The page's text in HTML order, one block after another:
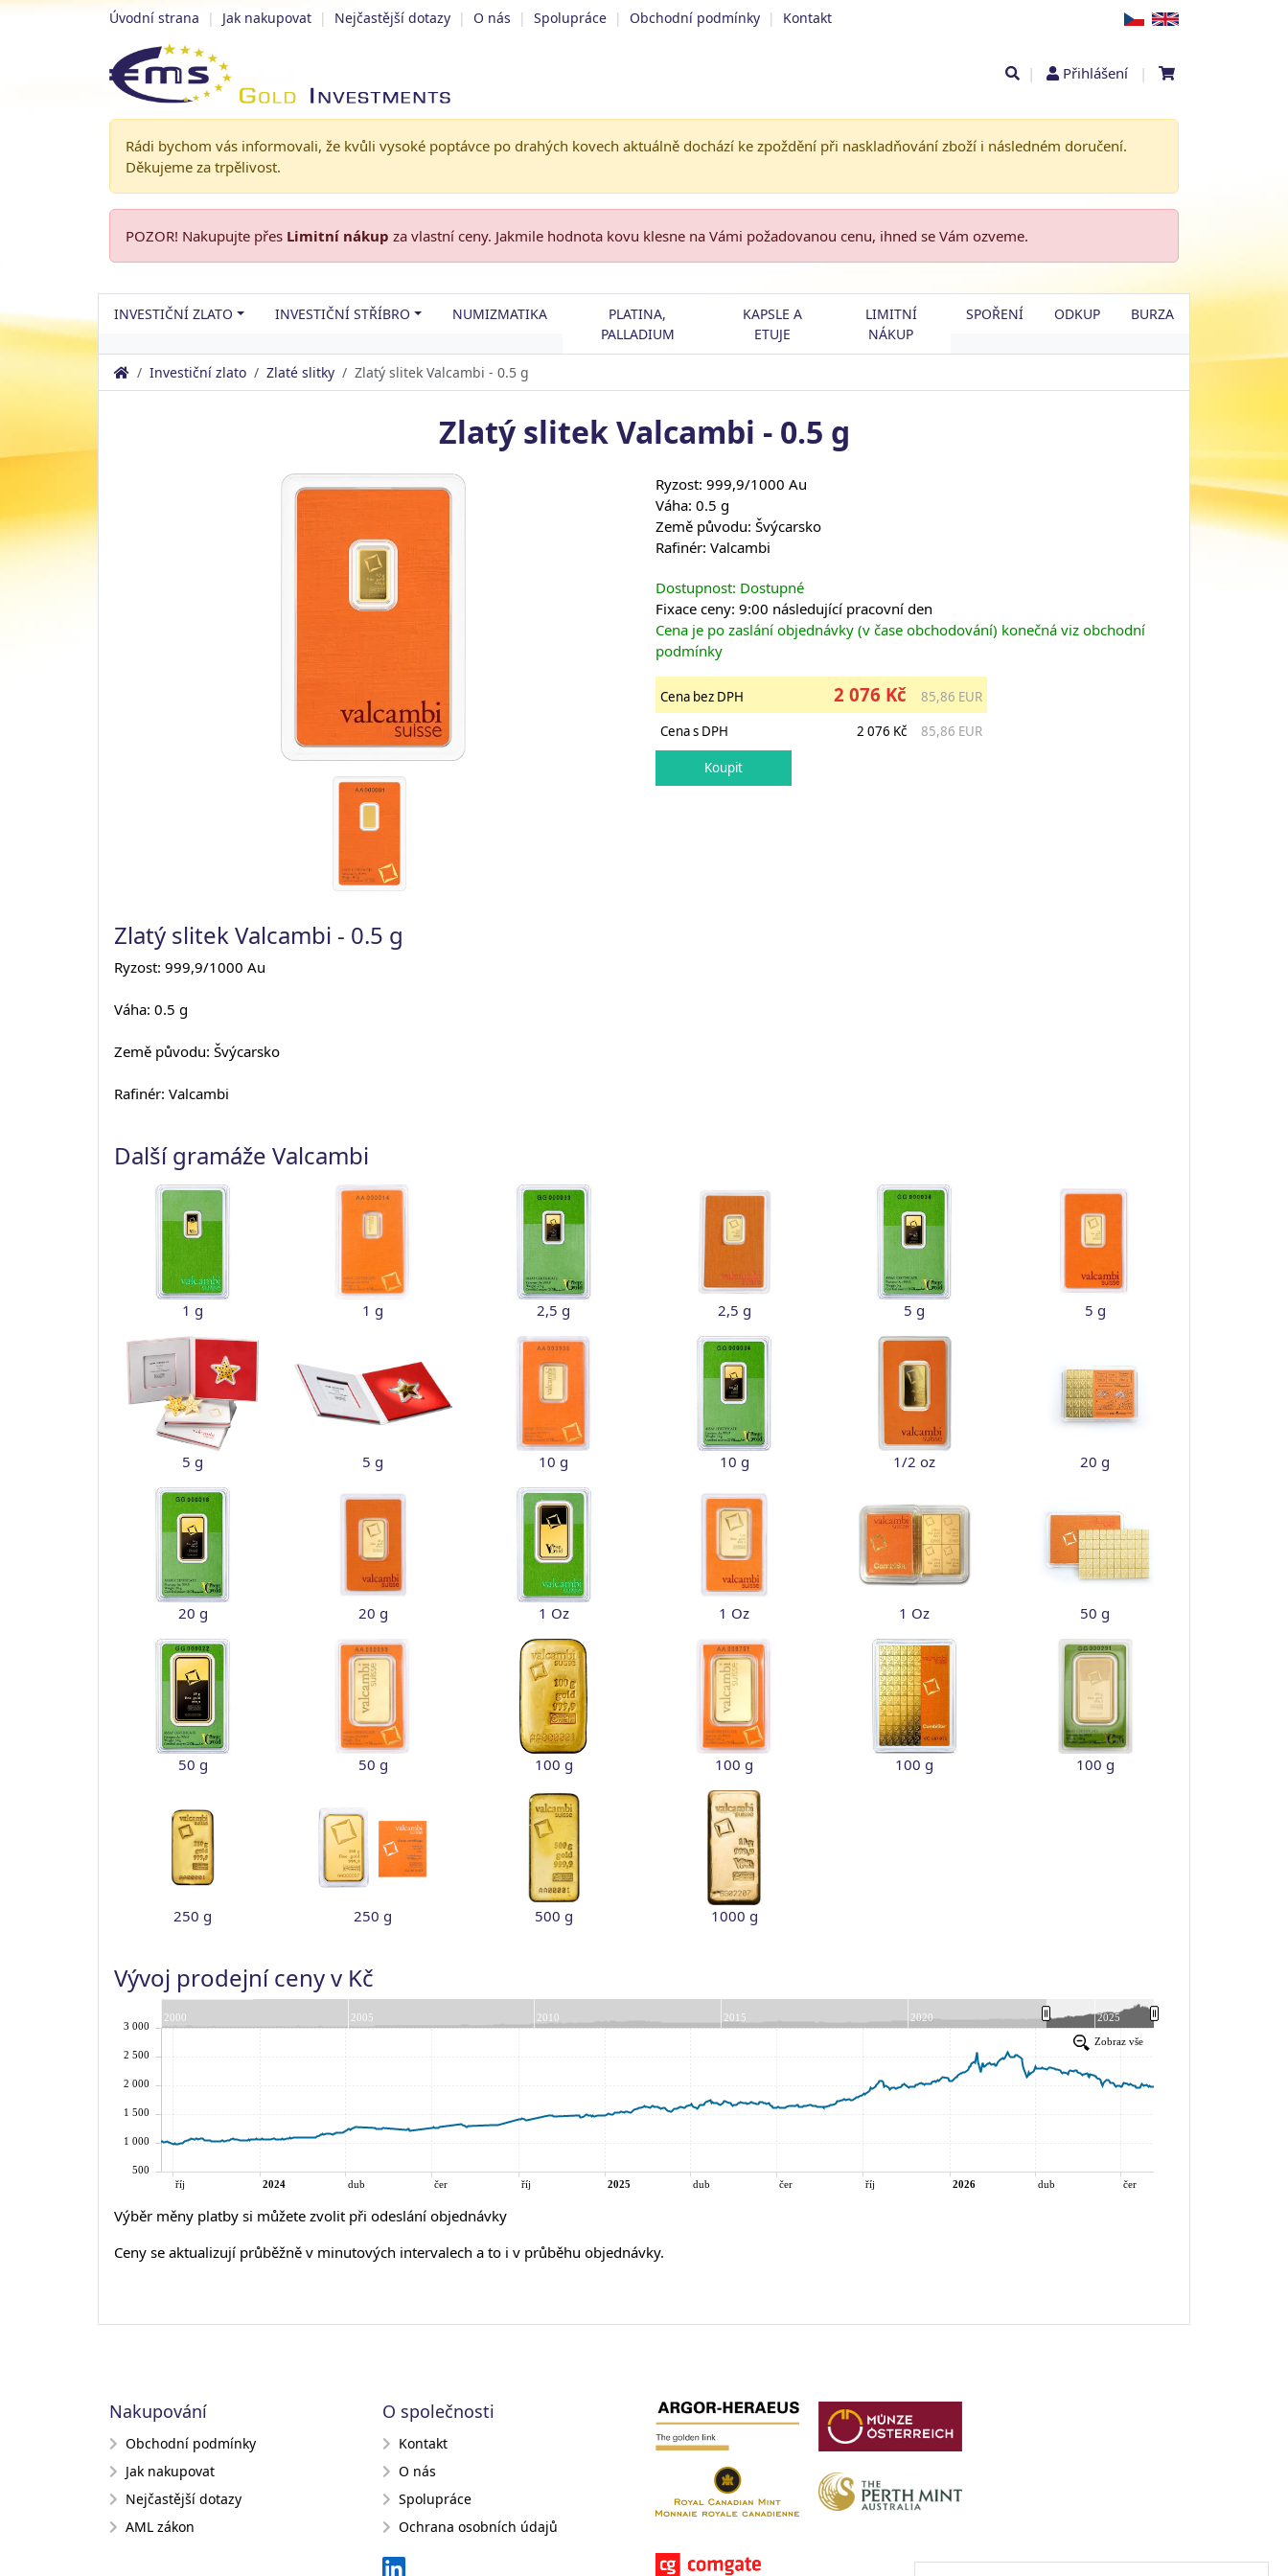
Úvodní strana | Jak nakupovat | Nejčastější dotazy | O nás | Spolupráce | Obchodní podmínky | Kontakt
| Přihlášení |
Rádi bychom vás informovali, že kvůli vysoké poptávce po drahých kovech aktuálně dochází ke zpoždění při naskladňování zboží i následném doručení.
Děkujeme za trpělivost.
POZOR! Nakupujte přes Limitní nákup za vlastní ceny. Jakmile hodnota kovu klesne na Vámi požadovanou cenu, ihned se Vám ozveme.
INVESTIČNÍ ZLATO INVESTIČNÍ STŘÍBRO NUMIZMATIKA
PLATINA,
PALLADIUM
KAPSLE A
ETUJE
LIMITNÍ
NÁKUP
SPOŘENÍ ODKUP BURZA
Investiční zlato Zlaté slitky Zlatý slitek Valcambi - 0.5 g
Zlatý slitek Valcambi - 0.5 g
Ryzost: 999,9/1000 Au
Váha: 0.5 g
Země původu: Švýcarsko
Rafinér: Valcambi
Dostupnost: Dostupné
Fixace ceny: 9:00 následující pracovní den
Cena je po zaslání objednávky (v čase obchodování) konečná viz obchodní
podmínky
Cena bez DPH 2 076 Kč
85,86 EUR
Cena s DPH
2 076 Kč 85,86 EUR
Zlatý slitek Valcambi - 0.5 g
Ryzost: 999,9/1000 Au
Váha: 0.5 g
Země původu: Švýcarsko
Rafinér: Valcambi
Další gramáže Valcambi
1 g 1 g 2,5 g 2,5 g 5 g 5 g
5 g 5 g 10 g 10 g 1/2 oz 20 g
20 g 20 g 1 Oz 1 Oz 1 Oz 50 g
50 g 50 g 100 g 100 g 100 g 100 g
250 g 250 g 500 g 1000 g
Vývoj prodejní ceny v Kč
Výběr měny platby si můžete zvolit při odeslání objednávky
Ceny se aktualizují průběžně v minutových intervalech a to i v průběhu objednávky.
Nakupování
Obchodní podmínky
Jak nakupovat
Nejčastější dotazy
AML zákon
O společnosti
Kontakt
O nás
Spolupráce
Ochrana osobních údajů